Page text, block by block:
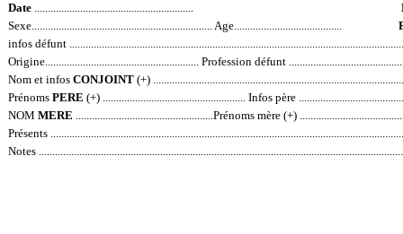
Date ...........................................................
Sexe................................................................... Age........................................
infos défunt
Origine......................................................... Profession défunt
Nom et infos CONJOINT (+)
Prénoms PERE (+) ..................................................... Infos père
NOM MERE ...................................................Prénoms mère (+)
Présents
Notes